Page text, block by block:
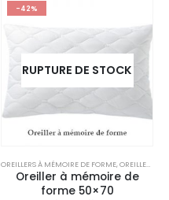
-42%
RUPTURE DE STOCK
OREILLERS À MÉMOIRE DE FORME,OREILLERS ET COUSSINS ORTHOPÉDIQUES
Oreiller à mémoire de
forme 50×70